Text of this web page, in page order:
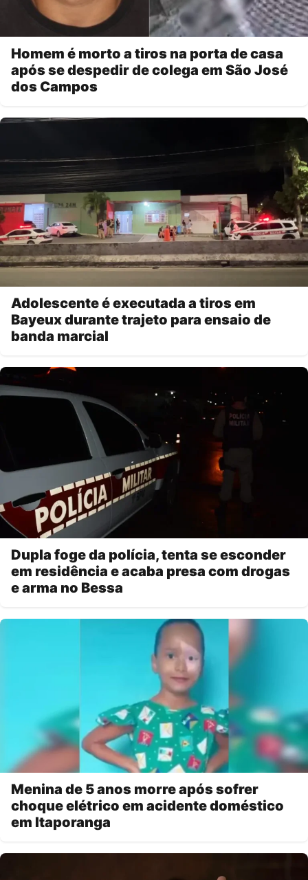
Homem é morto a tiros na porta de casa
após se despedir de colega em São José
dos Campos
Adolescente é executada a tiros em
Bayeux durante trajeto para ensaio de
banda marcial
Dupla foge da polícia, tenta se esconder
em residência e acaba presa com drogas
e arma no Bessa
Menina de 5 anos morre após sofrer
choque elétrico em acidente doméstico
em Itaporanga